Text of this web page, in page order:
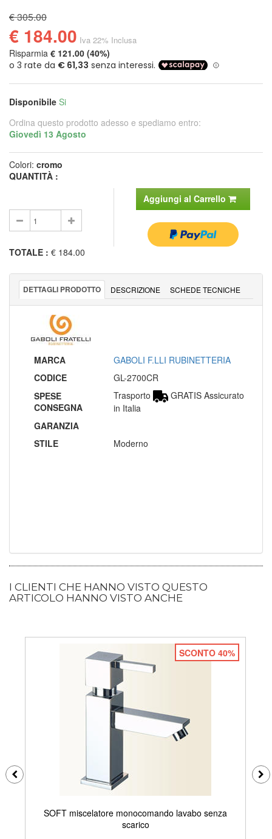
€ 305.00
€ 184.00 Iva 22% Inclusa
Risparmia € 121.00 (40%)
Disponibile Si
Ordina questo prodotto adesso e spediamo entro:
Giovedì 13 Agosto
Colori: cromo
QUANTITÀ :
Aggiungi al Carrello
TOTALE : € 184.00
DETTAGLI PRODOTTO DESCRIZIONE SCHEDE TECNICHE
MARCA
GABOLI F.LLI RUBINETTERIA
CODICE
GL-2700CR
SPESE
CONSEGNA
Trasporto
GRATIS Assicurato
in Italia
GARANZIA
STILE
Moderno
I CLIENTI CHE HANNO VISTO QUESTO
ARTICOLO HANNO VISTO ANCHE
SCONTO 40%
SOFT miscelatore monocomando lavabo senza
scarico